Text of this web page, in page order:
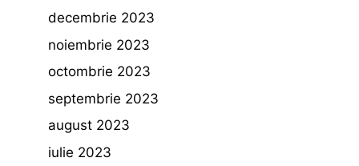
decembrie 2023
noiembrie 2023
octombrie 2023
septembrie 2023
august 2023
iulie 2023